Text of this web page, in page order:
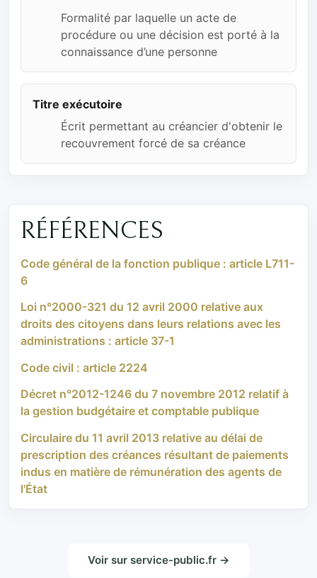
Formalité par laquelle un acte de
procédure ou une décision est porté à la
connaissance d’une personne
Titre exécutoire
Écrit permettant au créancier d'obtenir le
recouvrement forcé de sa créance
RÉFÉRENCES
Code général de la fonction publique : article L711-
6
Loi n°2000-321 du 12 avril 2000 relative aux
droits des citoyens dans leurs relations avec les
administrations : article 37-1
Code civil : article 2224
Décret n°2012-1246 du 7 novembre 2012 relatif à
la gestion budgétaire et comptable publique
Circulaire du 11 avril 2013 relative au délai de
prescription des créances résultant de paiements
indus en matière de rémunération des agents de
l'État
Voir sur service-public.fr →